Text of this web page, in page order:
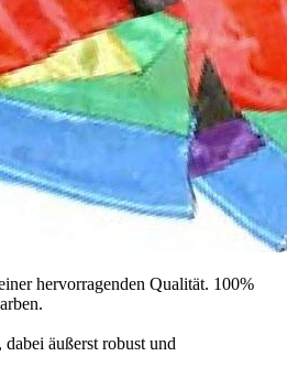
hervorragenden Qualität. 100%
äußerst robust und